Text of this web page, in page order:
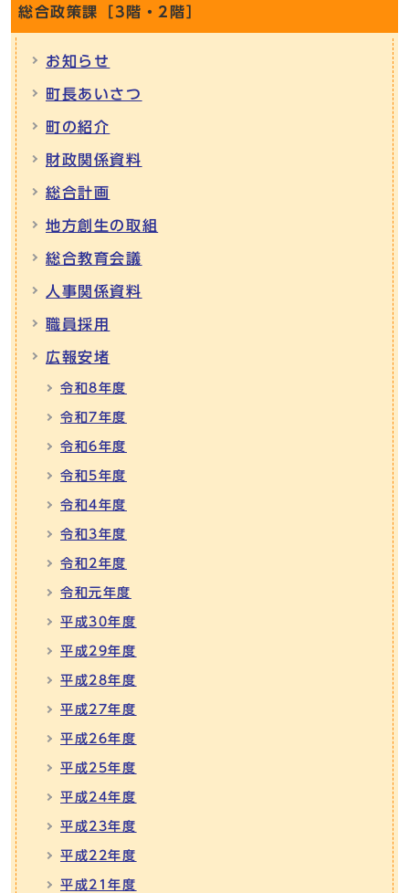
総合政策課［3階・2階］
お知らせ
町長あいさつ
町の紹介
財政関係資料
総合計画
地方創生の取組
総合教育会議
人事関係資料
職員採用
広報安堵
令和8年度
令和7年度
令和6年度
令和5年度
令和4年度
令和3年度
令和2年度
令和元年度
平成30年度
平成29年度
平成28年度
平成27年度
平成26年度
平成25年度
平成24年度
平成23年度
平成22年度
平成21年度